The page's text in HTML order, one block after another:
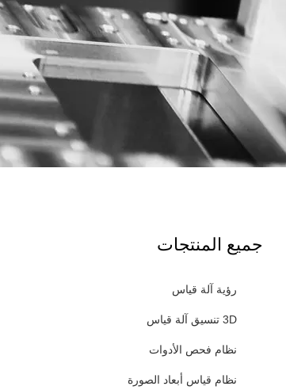
جميع المنتجات
رؤية آلة قياس
3D تنسيق آلة قياس
نظام فحص الأدوات
نظام قياس أبعاد الصورة